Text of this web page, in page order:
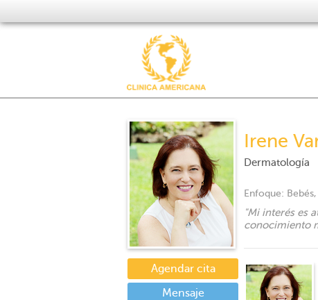
Irene
Dermatología
Enfoque:
"Mi interés es
conocimiento
Agendar cita
Mensaje